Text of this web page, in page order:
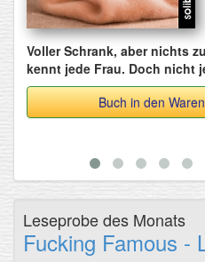
Voller Schrank, aber nichts
kennt jede Frau. Doch nicht
Buch in den
Leseprobe des Monats
Fucking Famous -